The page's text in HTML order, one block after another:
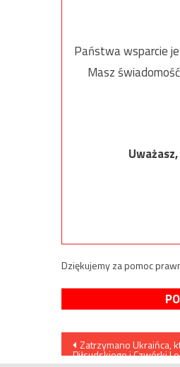
Państwa wsparcie
Masz
Dziękujemy za pomoc
Nawigacja
Zatrzymano Ukraińca,
Piłsudskiego i Czwórki